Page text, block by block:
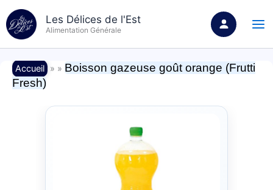
au
contenu
Les Délices de l'Est
Alimentation Générale
Accueil » » Boisson gazeuse goût orange (Frutti
Fresh)